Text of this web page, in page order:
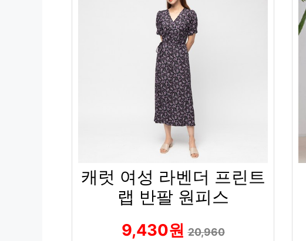
캐럿 여성 라벤더 프린트
랩 반팔 원피스
9,430원20,960